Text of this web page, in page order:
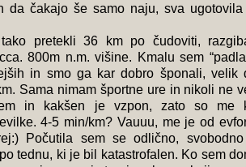
da čakajo še samo naju, sva ugotovila
pretekli 36 km po čudoviti,
800m n.m. višine. Kmalu sem
in smo ga kar dobro šponali, velik
Sama nimam športne ure in nikoli ne
in kakšen je vzpon, zato so me
4-5 min/km? Vauuu, me je od
Počutila sem se odlično,
tednu, ki je bil katastrofalen. Ko sem